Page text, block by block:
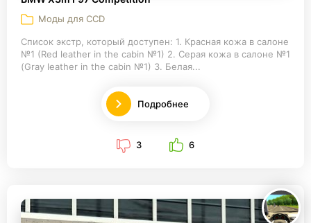
Моды для CCD
Список экстр, который доступен: 1. Красная кожа в салоне
№1 (Red leather in the cabin №1) 2. Серая кожа в салоне №1
(Gray leather in the cabin №1) 3. Белая...
Подробнее
3 6